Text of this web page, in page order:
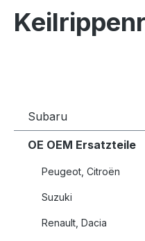
Subaru
OE OEM Ersatzteile
Peugeot, Citroën
Suzuki
Renault, Dacia